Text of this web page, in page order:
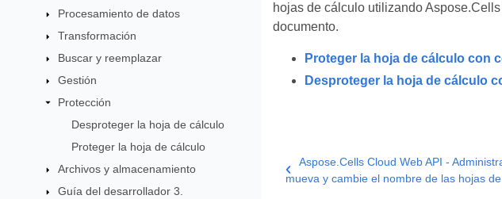
Procesamiento de datos
Transformación
Buscar y reemplazar
Gestión
Protección
Desproteger la hoja de cálculo
Proteger la hoja de cálculo
Archivos y almacenamiento
Guía del desarrollador 3.
hojas de cálculo utilizando
documento.
Proteger la hoja de cálculo con
Desproteger la hoja de cálculo
Aspose.Cells Cloud Web API -
mueva y cambie el nombre de las hojas